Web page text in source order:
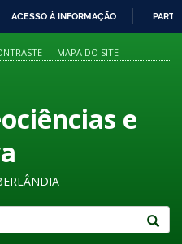
PARA
O
ACESSO À INFORMAÇÃO
MAPA DO SITE
e